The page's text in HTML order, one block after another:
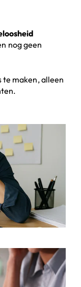
nog geen
te maken, alleen